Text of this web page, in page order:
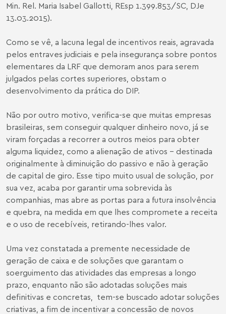
Min. Rel. Maria Isabel Gallotti, REsp 1.399.853/SC, DJe
13.03.2015).
Como se vê, a lacuna legal de incentivos reais, agravada
pelos entraves judiciais e pela insegurança sobre pontos
elementares da LRF que demoram anos para serem
julgados pelas cortes superiores, obstam o
desenvolvimento da prática do DIP.
Não por outro motivo, verifica-se que muitas empresas
brasileiras, sem conseguir qualquer dinheiro novo, já se
viram forçadas a recorrer a outros meios para obter
alguma liquidez, como a alienação de ativos - destinada
originalmente à diminuição do passivo e não à geração
de capital de giro. Esse tipo muito usual de solução, por
sua vez, acaba por garantir uma sobrevida às
companhias, mas abre as portas para a futura insolvência
e quebra, na medida em que lhes compromete a receita
e o uso de recebíveis, retirando-lhes valor.
Uma vez constatada a premente necessidade de
geração de caixa e de soluções que garantam o
soerguimento das atividades das empresas a longo
prazo, enquanto não são adotadas soluções mais
definitivas e concretas, tem-se buscado adotar soluções
criativas, a fim de incentivar a concessão de novos